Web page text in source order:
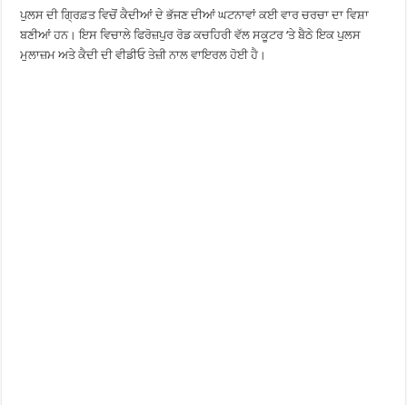
ਪੁਲਸ ਦੀ ਗ੍ਰਿਫ਼ਤ ਵਿਚੋਂ ਕੈਦੀਆਂ ਦੇ ਭੱਜਣ ਦੀਆਂ ਘਟਨਾਵਾਂ ਕਈ ਵਾਰ ਚਰਚਾ ਦਾ ਵਿਸ਼ਾ
ਬਣੀਆਂ ਹਨ। ਇਸ ਵਿਚਾਲੇ ਫਿਰੋਜ਼ਪੁਰ ਰੋਡ ਕਚਹਿਰੀ ਵੱਲ ਸਕੂਟਰ ‘ਤੇ ਬੈਠੇ ਇਕ ਪੁਲਸ
ਮੁਲਾਜ਼ਮ ਅਤੇ ਕੈਦੀ ਦੀ ਵੀਡੀਓ ਤੇਜ਼ੀ ਨਾਲ ਵਾਇਰਲ ਹੋਈ ਹੈ।